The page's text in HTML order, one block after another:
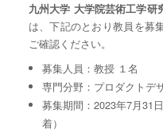
九州大学 大学院芸術工学研
は、下記のとおり教員を募
ご確認ください。
募集人員：教授 １名
専門分野：プロダクトデ
募集期間：2023年7月31
着）